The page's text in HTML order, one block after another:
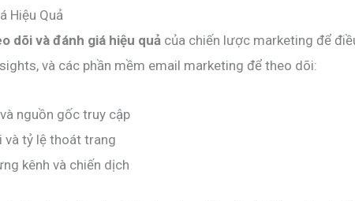
Hiệu Quả
dõi và đánh giá hiệu quả của chiến lược marketing để
và các phần mềm email marketing để theo dõi:
nguồn gốc truy cập
và tỷ lệ thoát trang
kênh và chiến dịch